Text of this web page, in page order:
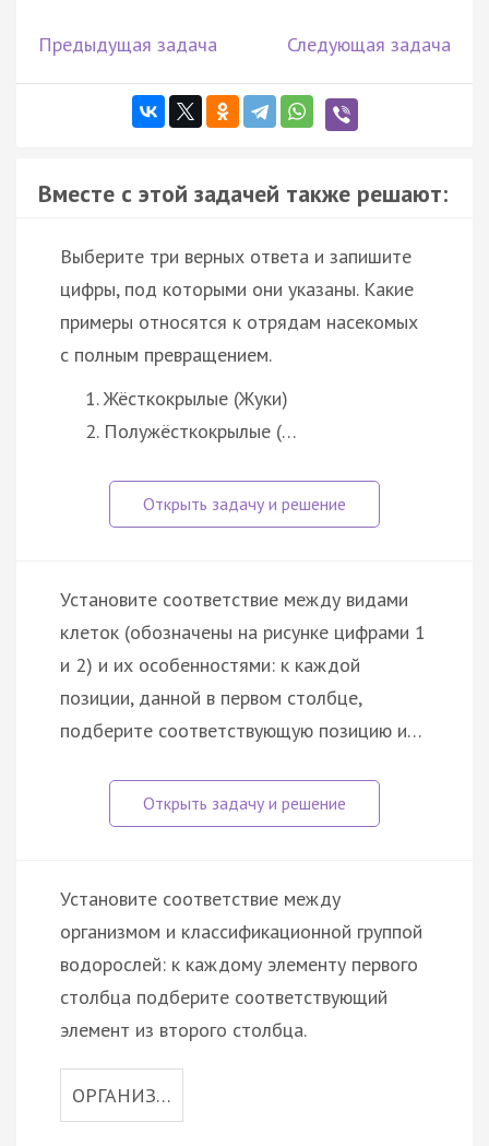
Предыдущая задача Следующая задача
Вместе с этой задачей также решают:
Выберите три верных ответа и запишите
цифры, под которыми они указаны. Какие
примеры относятся к отрядам насекомых
с полным превращением.
Жёсткокрылые (Жуки)
Полужёсткокрылые (…
Установите соответствие между видами
клеток (обозначены на рисунке цифрами 1
и 2) и их особенностями: к каждой
позиции, данной в первом столбце,
подберите соответствующую позицию и…
Установите соответствие между
организмом и классификационной группой
водорослей: к каждому элементу первого
столбца подберите соответствующий
элемент из второго столбца.
ОРГАНИЗ…